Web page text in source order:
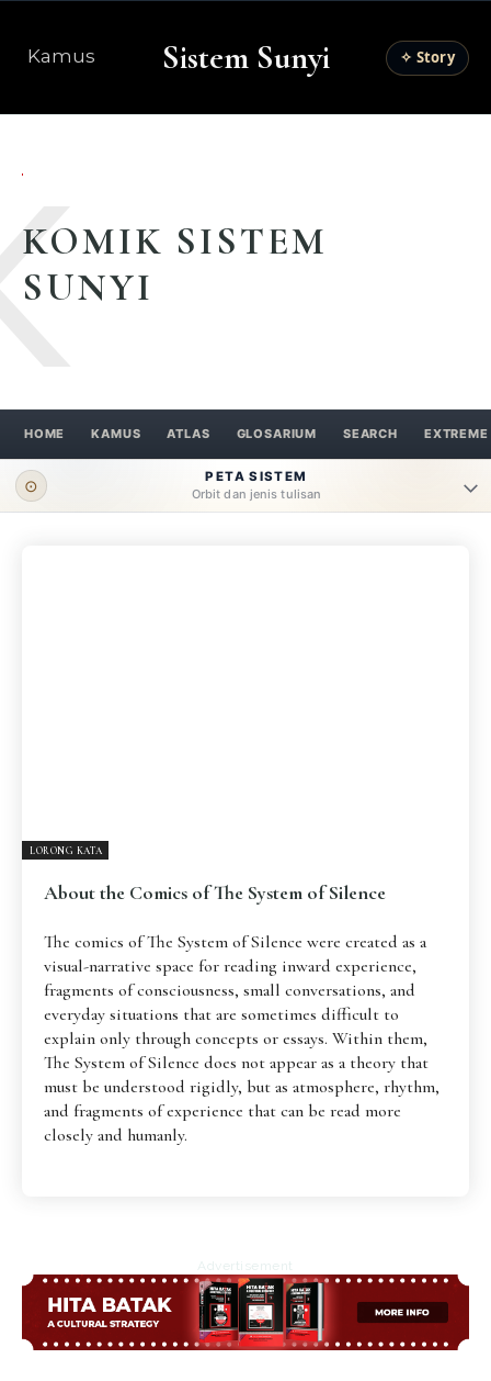
Kamus Sistem Sunyi ✧ Story
KOMIK SISTEM
SUNYI
HOME KAMUS ATLAS GLOSARIUM SEARCH EXTREME
⊙
PETA SISTEM
Orbit dan jenis tulisan
EXTREME DISTORTION
LORONG KATA
About the Comics of The System of Silence
The comics of The System of Silence were created as a
visual-narrative space for reading inward experience,
fragments of consciousness, small conversations, and
everyday situations that are sometimes difficult to
explain only through concepts or essays. Within them,
The System of Silence does not appear as a theory that
must be understood rigidly, but as atmosphere, rhythm,
and fragments of experience that can be read more
closely and humanly.
Advertisement